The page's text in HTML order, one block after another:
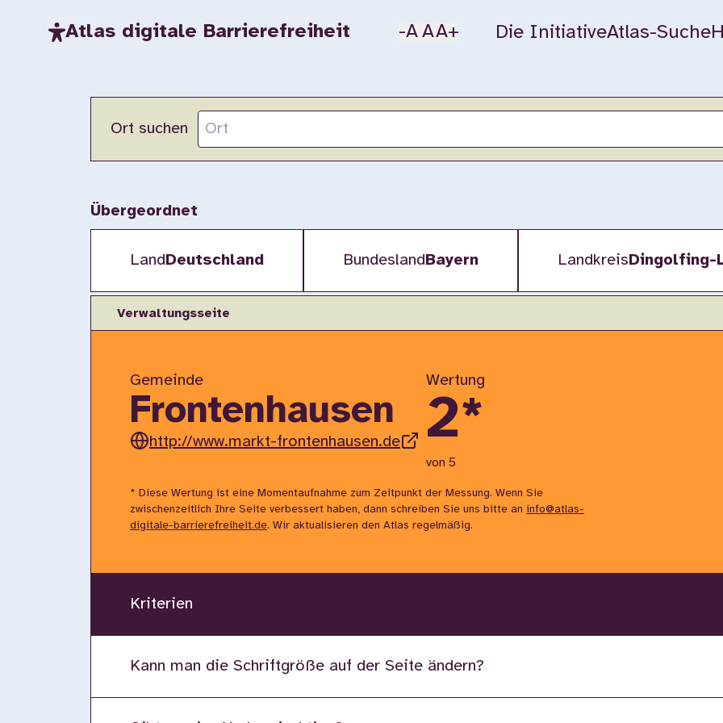
Atlas digitale Barrierefreiheit -A AA+ Die InitiativeAtlas-Suche
Ort suchen
Übergeordnet
LandDeutschland BundeslandBayern Landkreis Dingolfing-
Verwaltungsseite
Gemeinde
Frontenhausen
http://www.markt-frontenhausen.de
Wertung
2*
von 5
* Diese Wertung ist eine Momentaufnahme zum Zeitpunkt der Messung. Wenn Sie
zwischenzeitlich Ihre Seite verbessert haben, dann schreiben Sie uns bitte an info@atlas-
digitale-barrierefreiheit.de. Wir aktualisieren den Atlas regelmäßig.
Kriterien
Kann man die Schriftgröße auf der Seite ändern?